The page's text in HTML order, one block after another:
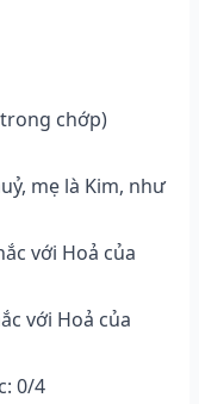
chớp)
mẹ là Kim, như
với Hoả của
với Hoả của
0/4